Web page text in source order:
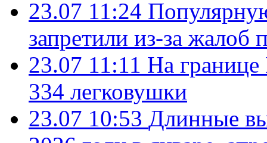
23.07 11:24
запретили из-за жалоб
23.07 11:11 На границе
334 легковушки
23.07 10:53 Длинные